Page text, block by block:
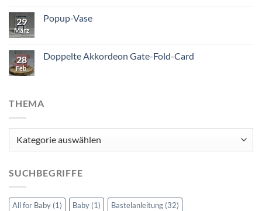
29
März
Popup-Vase
28
Feb.
Doppelte Akkordeon Gate-Fold-Card
THEMA
SUCHBEGRIFFE
All for Baby (1) Baby (1) Bastelanleitung (32)